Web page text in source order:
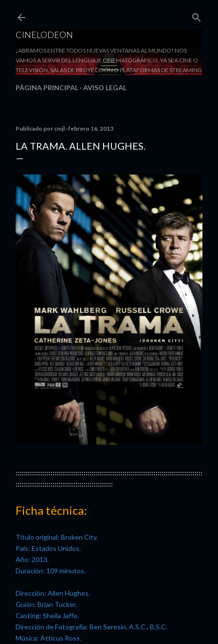
CINELODEON
¡ABRAMOS ENTRE TODOS NUEVAS VENTANAS AL MUNDO! NOS
VAMOS A SERVIR DEL LENGUAJE CINEMATOGRÁFICO, YA SEA CINE O
TELEVISIÓN, SALAS DE PROYECCIÓN O PLATAFORMAS DE STREAMING
PÁGINA PRINCIPAL AVISO LEGAL
Publicado por cmjl febrero 16, 2013
LA TRAMA. ALLEN HUGHES.
::::::::::::::::::::::::::::::::::::::::::::::::::::::::::::::::::::::::::::::::::::::::::::::::
::::::::::::::::::::::::::::::::::::::::::::::::::
Ficha técnica:
Título original: Broken City.
País: Estados Unidos.
Año: 2013.
Duración: 109 minutos.
Dirección: Allen Hughes.
Guión: Brian Tucker.
Casting: Sheila Jaffe.
Dirección de Fotografía: Ben Seresin, A.S.C., B.S.C.
Música: Atticus Ross.